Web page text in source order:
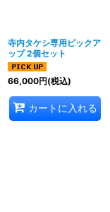
寺内タケシ専用ピックア
ップ 2個セット
66,000円(税込)
カートに入れる